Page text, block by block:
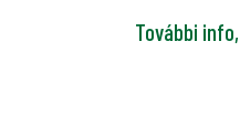
További